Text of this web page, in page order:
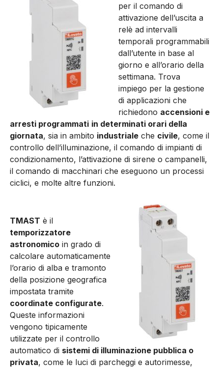
per il comando di
attivazione dell’uscita a
relè ad intervalli
temporali programmabili
dall’utente in base al
giorno e all’orario della
settimana. Trova
impiego per la gestione
di applicazioni che
richiedono accensioni e
arresti programmati in determinati orari della
giornata, sia in ambito industriale che civile, come il
controllo dell’illuminazione, il comando di impianti di
condizionamento, l’attivazione di sirene o campanelli,
il comando di macchinari che eseguono un processi
ciclici, e molte altre funzioni.
TMAST è il
temporizzatore
astronomico in grado di
calcolare automaticamente
l’orario di alba e tramonto
della posizione geografica
impostata tramite
coordinate configurate.
Queste informazioni
vengono tipicamente
utilizzate per il controllo
automatico di sistemi di illuminazione pubblica o
privata, come le luci di parcheggi e autorimesse,